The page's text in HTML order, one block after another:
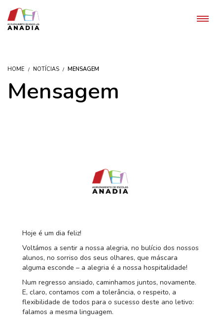
HOME NOTÍCIAS MENSAGEM
Mensagem
Hoje é um dia feliz!
Voltámos a sentir a nossa alegria, no bulício dos nossos
alunos, no sorriso dos seus olhares, que máscara
alguma esconde – a alegria é a nossa hospitalidade!
Num regresso ansiado, caminhamos juntos, novamente.
E, claro, contamos com a tolerância, o respeito, a
flexibilidade de todos para o sucesso deste ano letivo:
falamos a mesma linguagem.